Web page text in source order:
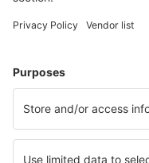
Unterkunft in Warna
Unterkunft in Belashtitsa